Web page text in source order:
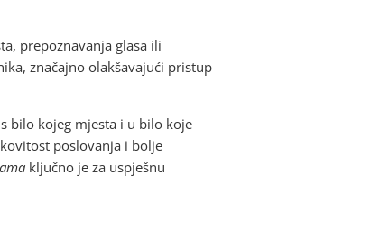
prepoznavanja glasa ili
značajno olakšavajući pristup
bilo kojeg mjesta i u bilo koje
poslovanja i bolje
ključno je za uspješnu